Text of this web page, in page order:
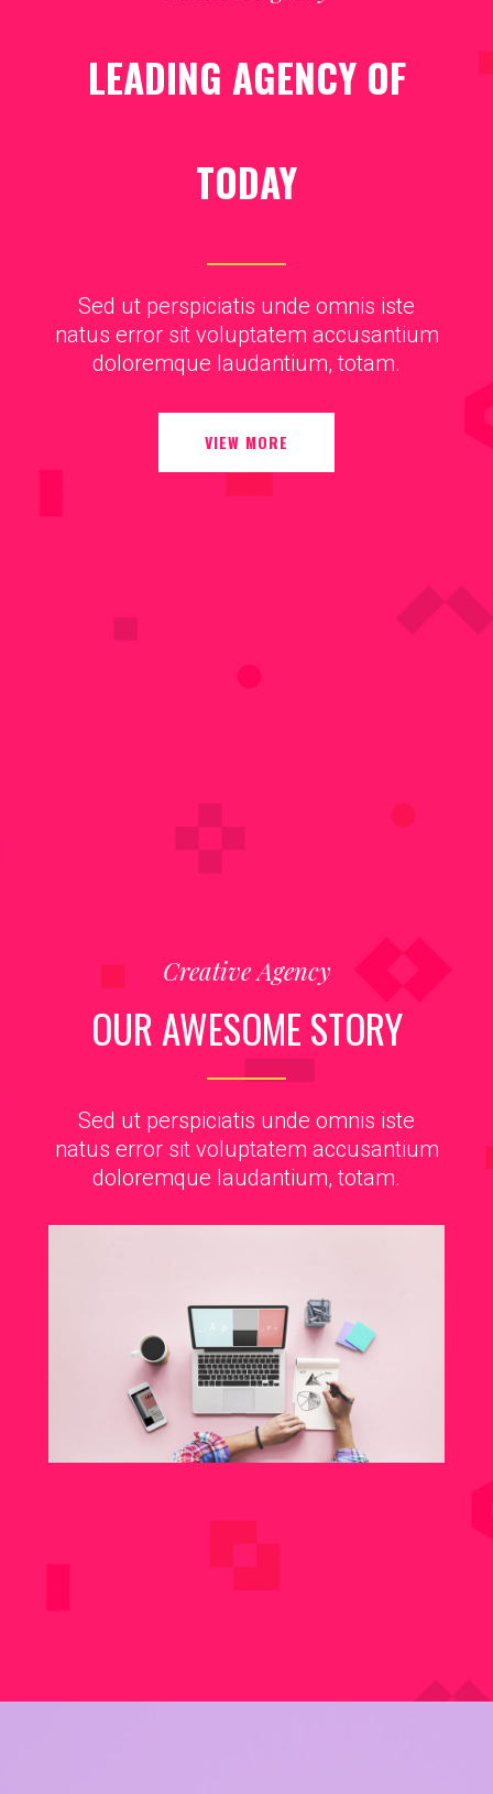
LEADING AGENCY OF
TODAY
Sed ut perspiciatis unde omnis iste
natus error sit voluptatem accusantium
doloremque laudantium, totam.
VIEW MORE
Creative Agency
OUR AWESOME STORY
Sed ut perspiciatis unde omnis iste
natus error sit voluptatem accusantium
doloremque laudantium, totam.